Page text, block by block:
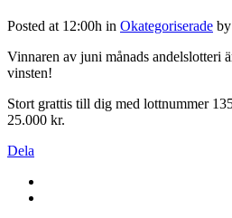
Posted at 12:00h in Okategoriserade by
Vinnaren av juni månads andelslotteri
vinsten!
Stort grattis till dig med lottnummer
25.000 kr.
Dela